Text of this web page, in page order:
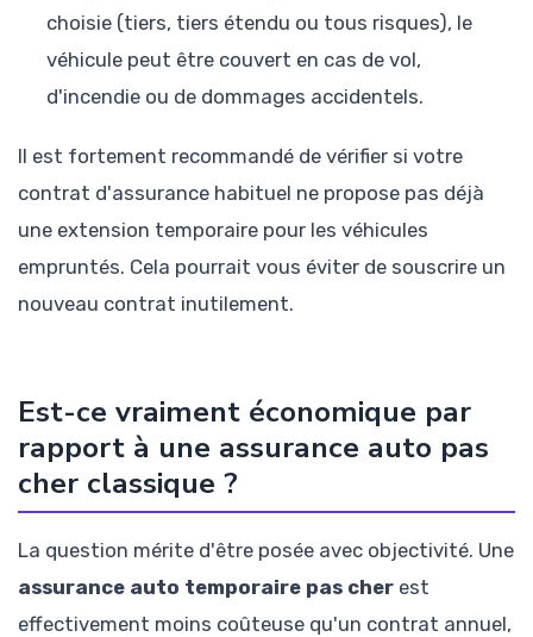
choisie (tiers, tiers étendu ou tous risques), le
véhicule peut être couvert en cas de vol,
d'incendie ou de dommages accidentels.
Il est fortement recommandé de vérifier si votre
contrat d'assurance habituel ne propose pas déjà
une extension temporaire pour les véhicules
empruntés. Cela pourrait vous éviter de souscrire un
nouveau contrat inutilement.
Est-ce vraiment économique par
rapport à une assurance auto pas
cher classique ?
La question mérite d'être posée avec objectivité. Une
assurance auto temporaire pas cher est
effectivement moins coûteuse qu'un contrat annuel,